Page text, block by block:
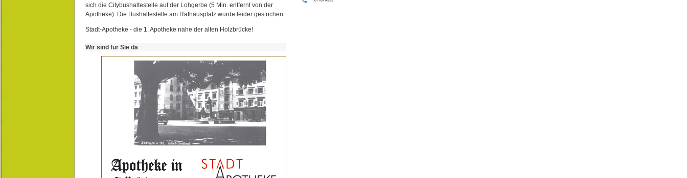
sich die Citybushaltestelle auf der Lohgerbe (5 Min. entfernt von der
Apotheke). Die Bushaltestelle am Rathausplatz wurde leider gestrichen.
Stadt-Apotheke - die 1. Apotheke nahe der alten Holzbrücke!
Wir sind für Sie da